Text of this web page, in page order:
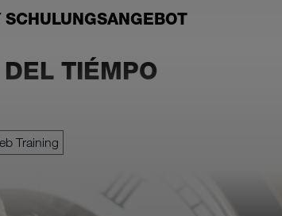
TIÉMPO
Training